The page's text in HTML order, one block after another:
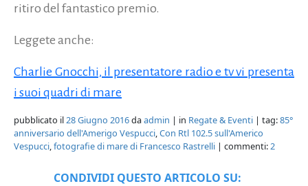
ritiro del fantastico premio.
Leggete anche:
Charlie Gnocchi, il presentatore radio e tv vi presenta
i suoi quadri di mare
pubblicato il28 Giugno 2016daadmin | in Regate & Eventi | tag:85°
anniversario dell'Amerigo Vespucci,Con Rtl 102.5 sull'Americo
Vespucci,fotografie di mare di Francesco Rastrelli | commenti:2
CONDIVIDI QUESTO ARTICOLO SU: